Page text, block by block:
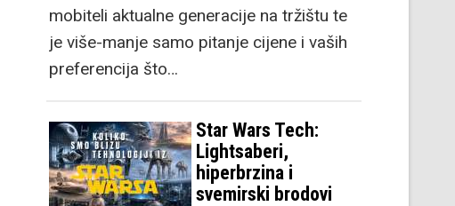
mobiteli aktualne generacije na tržištu te
je više-manje samo pitanje cijene i vaših
preferencija što…
Star Wars Tech:
Lightsaberi,
hiperbrzina i
svemirski brodovi